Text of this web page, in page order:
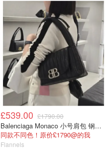
£539.00 £1790.00
Balenciaga Monaco 小号肩包 钢灰色
同款不同色！原价£1790@的我
Flannels